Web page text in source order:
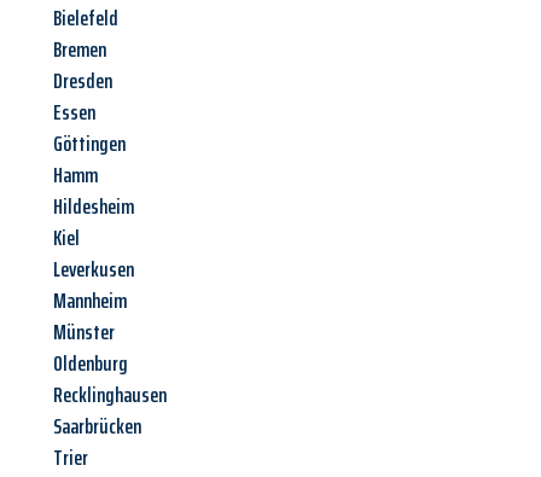
Bielefeld
Bremen
Dresden
Essen
Göttingen
Hamm
Hildesheim
Kiel
Leverkusen
Mannheim
Münster
Oldenburg
Recklinghausen
Saarbrücken
Trier